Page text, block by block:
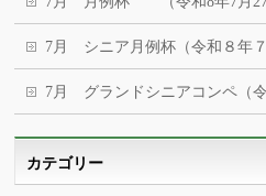
7月 シニア月例杯（令和８年７
7月 グランドシニアコンペ（令
カテゴリー